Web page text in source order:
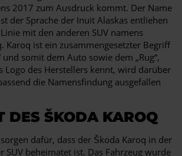
2017 zum Ausdruck kommt. Der Name
der Sprache der Inuit Alaskas entliehen
mit den anderen SUV namens
Karoq ist ein zusammengesetzter Begriff
und somit dem Auto sowie dem „Rug“,
Logo des Herstellers kennt, wird darüber
die Namensfindung ausgefallen
DES ŠKODA KAROQ
dafür, dass der Škoda Karoq in der
SUV beheimatet ist. Das Fahrzeug wurde